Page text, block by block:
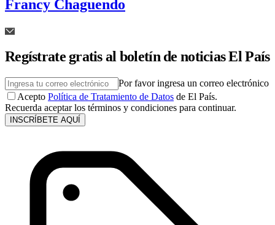
Francy Chaguendo
Regístrate gratis al boletín de noticias El País
Por favor ingresa un correo electrónico
Acepto Política de Tratamiento de Datos de El País.
Recuerda aceptar los términos y condiciones para continuar.
INSCRÍBETE AQUÍ